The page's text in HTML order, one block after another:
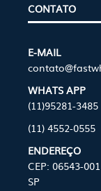
CONTATO
E-MAIL
WHATS APP
(11)95281-3485
(11) 4552-0555
ENDEREÇO
CEP: 06543-
SP